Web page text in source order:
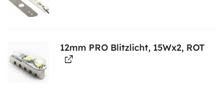
12mm PRO Blitzlicht, 15Wx2, ROT